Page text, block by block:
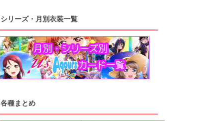
桜内梨子 高海千歌 渡辺曜
浦の星女学院1年生
上原歩夢 宮下愛 優木せつ菜
虹ヶ咲学園1年生
シリーズ・月別衣装一覧
各種まとめ